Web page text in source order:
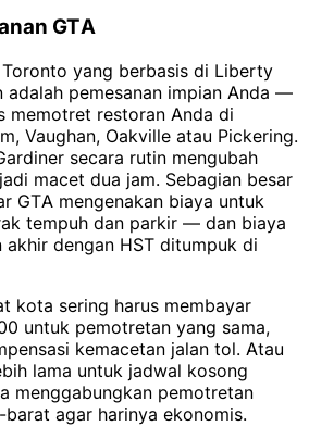
GTA
yang berbasis di Liberty
adalah pemesanan impian Anda —
memotret restoran Anda di
Vaughan, Oakville atau Pickering.
secara rutin mengubah
macet dua jam. Sebagian besar
GTA mengenakan biaya untuk
tempuh dan parkir — dan biaya
dengan HST ditumpuk di
kota sering harus membayar
untuk pemotretan yang sama,
kemacetan jalan tol. Atau
lama untuk jadwal kosong
menggabungkan pemotretan
agar harinya ekonomis.